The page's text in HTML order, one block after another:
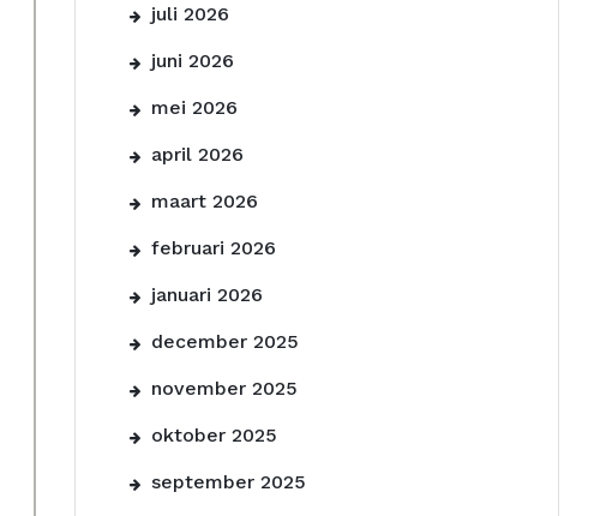
juli 2026
juni 2026
mei 2026
april 2026
maart 2026
februari 2026
januari 2026
december 2025
november 2025
oktober 2025
september 2025